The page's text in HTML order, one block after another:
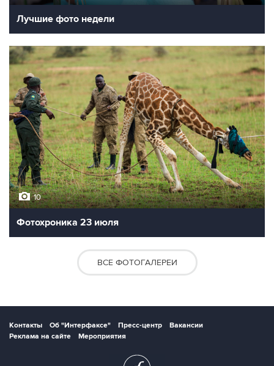
Лучшие фото недели
10
Фотохроника 23 июля
ВСЕ ФОТОГАЛЕРЕИ
Контакты Об "Интерфаксе" Пресс-центр
Вакансии
Реклама на сайте
Мероприятия